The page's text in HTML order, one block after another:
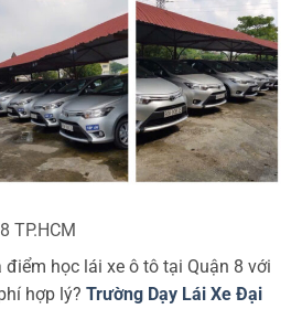
TP.HCM
học lái xe ô tô tại Quận 8 với
hợp lý? Trường Dạy Lái Xe Đại